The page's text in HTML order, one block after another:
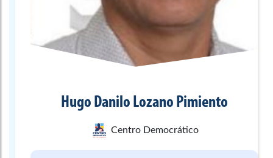
Hugo Danilo Lozano Pimiento
Centro Democrático